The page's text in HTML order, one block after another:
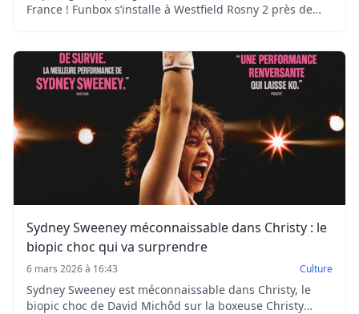
France ! Funbox s’installe à Westfield Rosny 2 près de
Sydney Sweeney méconnaissable dans Christy : le
biopic choc qui va surprendre
6 mars 2026 à 16:43 Culture
Sydney Sweeney est méconnaissable dans Christy, le
biopic choc de David Michôd sur la boxeuse Christy